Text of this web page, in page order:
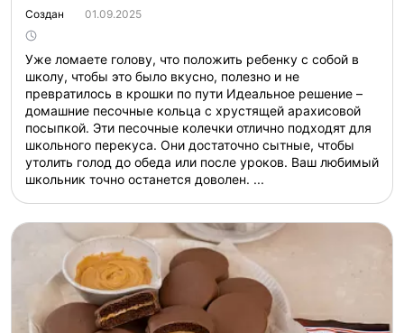
Создан 01.09.2025
Уже ломаете голову, что положить ребенку с собой в
школу, чтобы это было вкусно, полезно и не
превратилось в крошки по пути Идеальное решение –
домашние песочные кольца с хрустящей арахисовой
посыпкой. Эти песочные колечки отлично подходят для
школьного перекуса. Они достаточно сытные, чтобы
утолить голод до обеда или после уроков. Ваш любимый
школьник точно останется доволен. ...